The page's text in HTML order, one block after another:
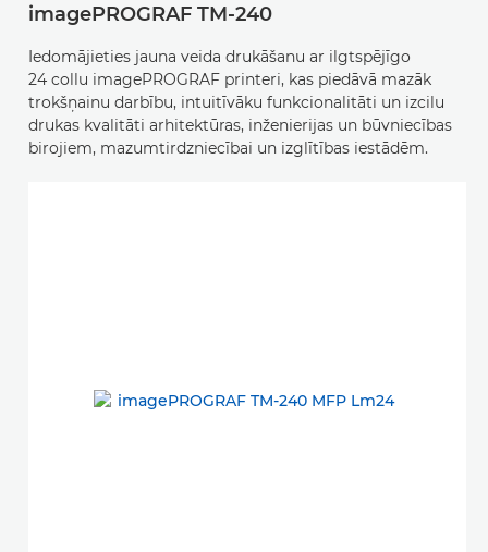
imagePROGRAF TM-240
Iedomājieties jauna veida drukāšanu ar ilgtspējīgo
24 collu imagePROGRAF printeri, kas piedāvā mazāk
trokšņainu darbību, intuitīvāku funkcionalitāti un izcilu
drukas kvalitāti arhitektūras, inženierijas un būvniecības
birojiem, mazumtirdzniecībai un izglītības iestādēm.